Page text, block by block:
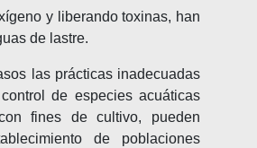
y liberando toxinas, han
de lastre.
las prácticas inadecuadas
de especies acuáticas
fines de cultivo, pueden
de poblaciones